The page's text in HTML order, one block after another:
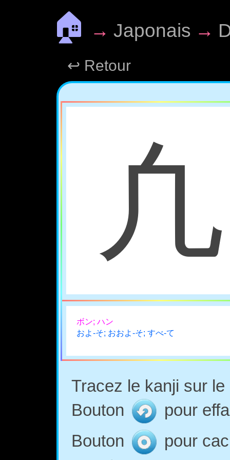
🏠 → Japonais →
↩ Retour
ボン; ハン
およ-そ; おおよ-そ; すべ-て
Tracez le kanji sur
Bouton
pour
Bouton
pour